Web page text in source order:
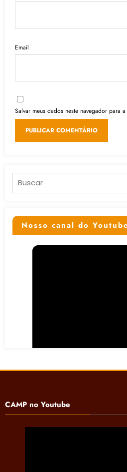
Email
Salvar meus dados neste navegador para
Pesquisar
Nosso canal do Youtube
CAMP no Youtube